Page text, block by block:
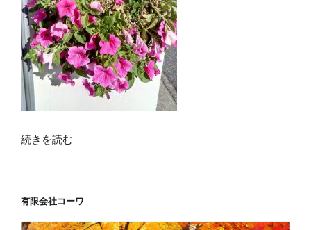
“ピ
サ
フ
続きを読む
有限会社コーワ